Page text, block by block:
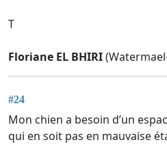
T
Floriane EL BHIRI
#24
Mon chien a besoin d’un
qui en soit pas en mauvaise